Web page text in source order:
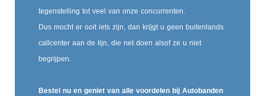
tegenstelling tot veel van onze concurrenten.
Dus mocht er ooit iets zijn, dan krijgt u geen buitenlands
callcenter aan de lijn, die net doen alsof ze u niet
begrijpen.
Bestel nu en geniet van alle voordelen bij Autobanden